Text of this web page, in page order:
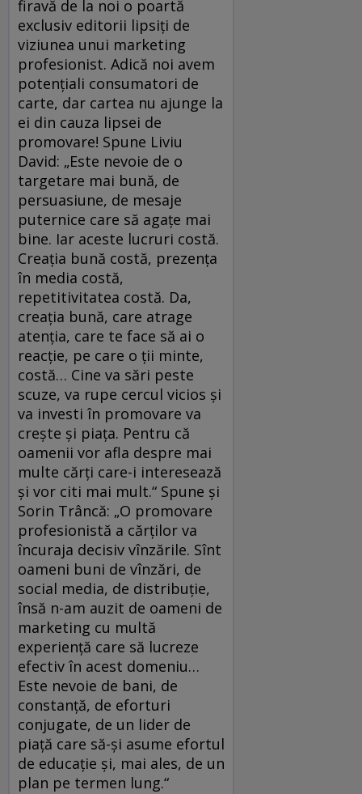
firavă de la noi o poartă
exclusiv editorii lipsiţi de
viziunea unui marke­ting
profesionist. Adică noi avem
potenţiali consumatori de
carte, dar cartea nu ajunge la
ei din cauza lipsei de
promovare! Spune Liviu
David: „Este nevoie de o
targetare mai bună, de
persuasiune, de mesaje
puternice care să agațe mai
bine. Iar aceste lucruri costă.
Creația bună costă, prezența
în media costă,
repetitivitatea costă. Da,
creația bună, care atrage
atenția, care te face să ai o
reacție, pe care o ții minte,
costă… Cine va sări peste
scuze, va rupe cercul vicios și
va investi în promovare va
crește și piața. Pentru că
oamenii vor afla despre mai
multe cărți care-i interesează
și vor citi mai mult.“ Spune şi
Sorin Trâncă: „O promovare
profesionistă a cărților va
încuraja decisiv vînzările. Sînt
oameni buni de vînzări, de
social media, de distribuție,
însă n-am auzit de oameni de
marke­ting cu multă
experiență care să lucreze
efectiv în acest domeniu…
Este nevoie de bani, de
constanță, de eforturi
conjugate, de un lider de
piață care să-și asume efortul
de educație și, mai ales, de un
plan pe termen lung.“